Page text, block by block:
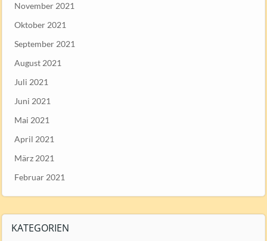
November 2021
Oktober 2021
September 2021
August 2021
Juli 2021
Juni 2021
Mai 2021
April 2021
März 2021
Februar 2021
KATEGORIEN